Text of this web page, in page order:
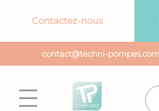
Contactez-nous
contact@techni-pompes.com